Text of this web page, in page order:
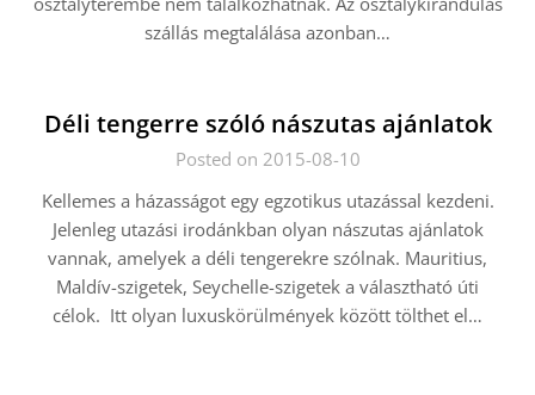
szállás megtalálása azonban…
Déli tengerre szóló nászutas ajánlatok
Posted on 2015-08-10
Kellemes a házasságot egy egzotikus utazással kezdeni.
Jelenleg utazási irodánkban olyan nászutas ajánlatok
vannak, amelyek a déli tengerekre szólnak. Mauritius,
Maldív-szigetek, Seychelle-szigetek a választható úti
célok. Itt olyan luxuskörülmények között tölthet el…